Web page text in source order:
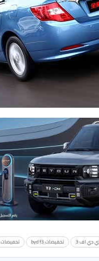
دي اف 3 تخفيضات byd f3 تخفيضات BYD F3 موديل 2020